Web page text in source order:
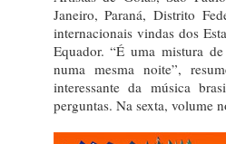
Janeiro, Paraná, Distrito
internacionais vindas dos
Equador. “É uma mistura
numa mesma noite”,
interessante da música
perguntas. Na sexta, volume